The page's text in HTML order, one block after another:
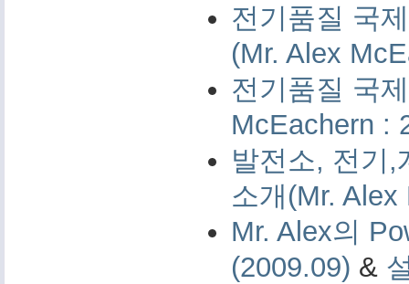
전기품질 국
(Mr. Alex
전기품질 국
McEachern :
발전소, 전기,
소개(Mr.
Mr. Alex의
(2009.09) &